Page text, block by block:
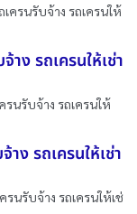
ครนรับจ้าง รถเครนให้
ง รถเครนให้เช่า
รนรับจ้าง รถเครนให้
ง รถเครนให้เช่า
รนรับจ้าง รถเครนให้เช่